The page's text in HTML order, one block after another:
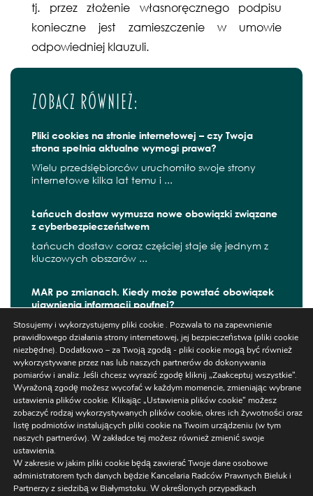
tj. przez złożenie własnoręcznego podpisu
konieczne jest zamieszczenie w umowie
odpowiedniej klauzuli.
Zobacz również:
Pliki cookies na stronie internetowej – czy Twoja
strona spełnia aktualne wymogi prawa?
Wielu przedsiębiorców uruchomiło swoje strony
internetowe kilka lat temu i ...
Łańcuch dostaw wymusza nowe obowiązki związane
z cyberbezpieczeństwem
Łańcuch dostaw coraz częściej staje się jednym z
kluczowych obszarów ...
MAR po zmianach. Kiedy może powstać obowiązek
ujawnienia informacji poufnej?
W czerwcu 2026 r. zaczęły obowiązywać kolejne
zmiany wynikające z ...
Szukaj
Stosujemy i wykorzystujemy pliki cookie . Pozwala to na zapewnienie
prawidłowego działania strony internetowej, jej bezpieczeństwa (pliki cookie
niezbędne). Dodatkowo – za Twoją zgodą - pliki cookie mogą być również
wykorzystywane przez nas lub naszych partnerów do dokonywania
pomiarów i analiz. Jeśli chcesz wyrazić zgodę kliknij „Zaakceptuj wszystkie”.
Wyrażoną zgodę możesz wycofać w każdym momencie, zmieniając wybrane
ustawienia plików cookie. Klikając „Ustawienia plików cookie” możesz
zobaczyć rodzaj wykorzystywanych plików cookie, okres ich żywotności oraz
listę podmiotów instalujących pliki cookie na Twoim urządzeniu (w tym
naszych partnerów). W zakładce tej możesz również zmienić swoje
ustawienia.
W zakresie w jakim pliki cookie będą zawierać Twoje dane osobowe
administratorem tych danych będzie Kancelaria Radców Prawnych Bieluk i
Partnerzy z siedzibą w Białymstoku. W określonych przypadkach